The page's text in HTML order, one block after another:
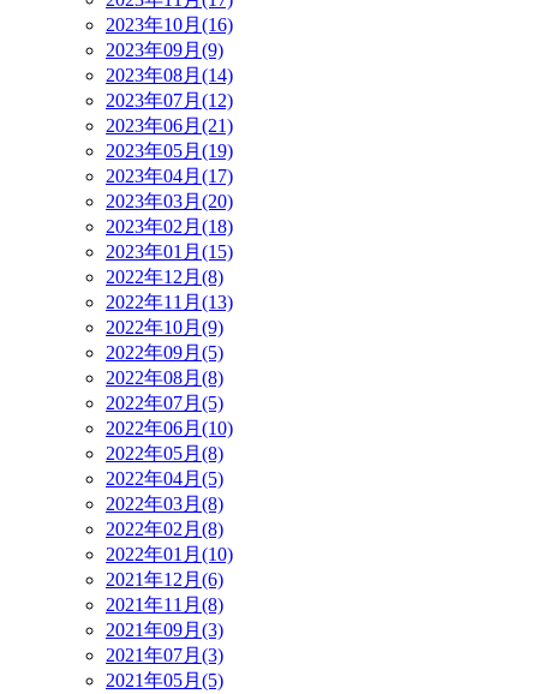
2023年10月(16)
2023年09月(9)
2023年08月(14)
2023年07月(12)
2023年06月(21)
2023年05月(19)
2023年04月(17)
2023年03月(20)
2023年02月(18)
2023年01月(15)
2022年12月(8)
2022年11月(13)
2022年10月(9)
2022年09月(5)
2022年08月(8)
2022年07月(5)
2022年06月(10)
2022年05月(8)
2022年04月(5)
2022年03月(8)
2022年02月(8)
2022年01月(10)
2021年12月(6)
2021年11月(8)
2021年09月(3)
2021年07月(3)
2021年05月(5)